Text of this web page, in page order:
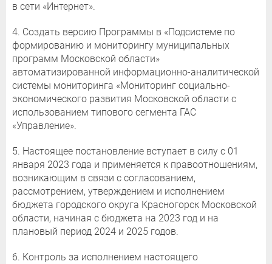
в сети «Интернет».
4. Создать версию Программы в «Подсистеме по
формированию и мониторингу муниципальных
программ Московской области»
автоматизированной информационно-аналитической
системы мониторинга «Мониторинг социально-
экономического развития Московской области с
использованием типового сегмента ГАС
«Управление».
5. Настоящее постановление вступает в силу с 01
января 2023 года и применяется к правоотношениям,
возникающим в связи с согласованием,
рассмотрением, утверждением и исполнением
бюджета городского округа Красногорск Московской
области, начиная с бюджета на 2023 год и на
плановый период 2024 и 2025 годов.
6. Контроль за исполнением настоящего